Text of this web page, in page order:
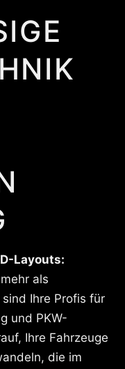
Layouts:
als
Ihre Profis für
und PKW-
Ihre Fahrzeuge
die im